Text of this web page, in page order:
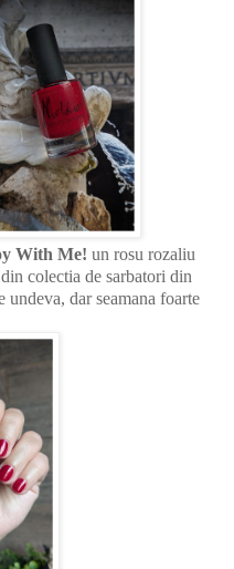
With Me! un rosu rozaliu
colectia de sarbatori din
undeva, dar seamana foarte